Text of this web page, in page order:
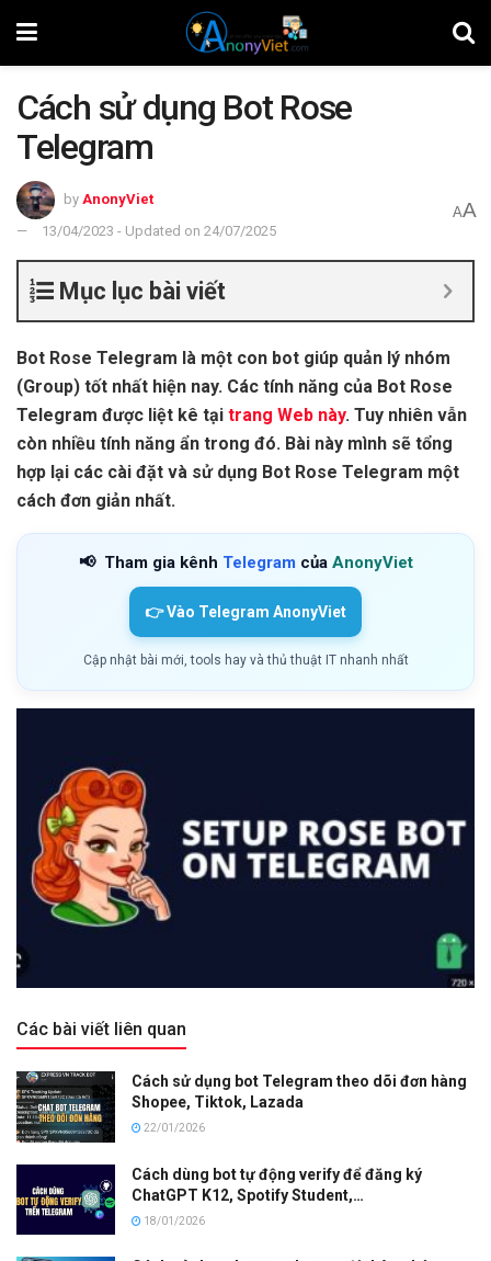
Cách sử dụng Bot Rose
Telegram
by AnonyViet
13/04/2023 - Updated on 24/07/2025
AA
Mục lục bài viết
Bot Rose Telegram là một con bot giúp quản lý nhóm
(Group) tốt nhất hiện nay. Các tính năng của Bot Rose
Telegram được liệt kê tại trang Web này. Tuy nhiên vẫn
còn nhiều tính năng ẩn trong đó. Bài này mình sẽ tổng
hợp lại các cài đặt và sử dụng Bot Rose Telegram một
cách đơn giản nhất.
📢 Tham gia kênh Telegram của AnonyViet
👉 Vào Telegram AnonyViet
Cập nhật bài mới, tools hay và thủ thuật IT nhanh nhất
Các bài viết liên quan
Cách sử dụng bot Telegram theo dõi đơn hàng
Shopee, Tiktok, Lazada
22/01/2026
Cách dùng bot tự động verify để đăng ký
ChatGPT K12, Spotify Student,…
18/01/2026